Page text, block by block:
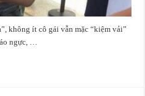
không ít cô gái vẫn mặc “kiệm vải”
ngực, …